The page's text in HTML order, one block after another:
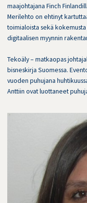
maajohtajana Finch
Merilehto on ehtinyt
toimialoista sekä
digitaalisen myynnin
Tekoäly – matkaopas
bisneskirja Suomessa.
vuoden puhujana
Anttiin ovat luottaneet